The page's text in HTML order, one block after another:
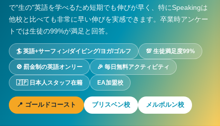
で"生の"英語を学べるため短期でも伸びが早く、特にSpeakingは
他校と比べても非常に早い伸びを実感できます。卒業時アンケー
トでは生徒の99%が満足と回答。
🏄 英語+サーフィン/ダイビング/ヨガ/ゴルフ 💯 生徒満足度99%
🚫 罰金制の英語オンリー 🎉 毎日無料アクティビティ
🇯🇵 日本人スタッフ在籍 EA加盟校
📍 ゴールドコースト ブリスベン校 メルボルン校